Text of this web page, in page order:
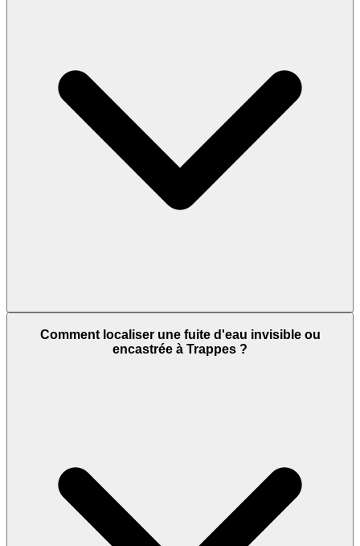
Comment localiser une fuite d'eau invisible ou
encastrée à Trappes ?